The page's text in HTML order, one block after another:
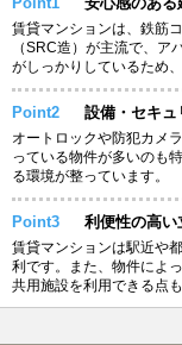
賃貸マンションは、鉄筋
（SRC造）が主流で、ア
がしっかりしているため
Point2 設備・セキュ
オートロックや防犯カメ
っている物件が多いのも
る環境が整っています。
Point3 利便性の高い
賃貸マンションは駅近や
利です。また、物件によ
共用施設を利用できる点も